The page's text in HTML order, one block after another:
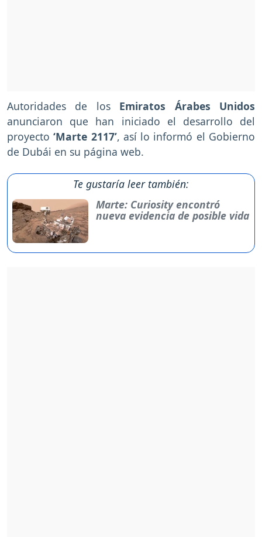
Autoridades de losEmiratos Árabes Unidos
anunciaron que han iniciado el desarrollo del
proyecto‘Marte 2117’, así lo informó el Gobierno
de Dubái en su página web.
Te gustaría leer también:
Marte: Curiosity encontró
nueva evidencia de posible vida